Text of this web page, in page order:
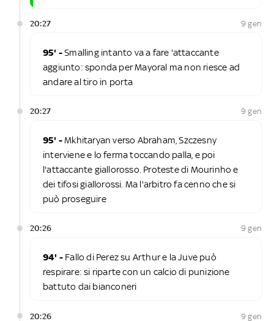
20:27 9 gen
95' -Smalling intanto va a fare 'attaccante
aggiunto: sponda per Mayoral ma non riesce ad
andare al tiro in porta
20:27 9 gen
95' -Mkhitaryan verso Abraham, Szczesny
interviene e lo ferma toccando palla, e poi
l'attaccante giallorosso. Proteste di Mourinho e
dei tifosi giallorossi. Ma l'arbitro fa cenno che si
può proseguire
20:26 9 gen
94' - Fallo di Perez su Arthur e la Juve può
respirare: si riparte con un calcio di punizione
battuto dai bianconeri
20:26 9 gen